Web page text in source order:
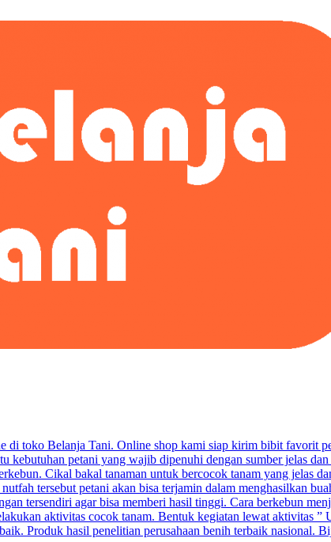
toko Belanja Tani. Online shop kami siap kirim bibit favorit
kebutuhan petani yang wajib dipenuhi dengan sumber jelas
Cikal bakal tanaman untuk bercocok tanam yang jelas
tersebut petani akan bisa terjamin dalam menghasilkan
tersendiri agar bisa memberi hasil tinggi. Cara berkebun
aktivitas cocok tanam. Bentuk kegiatan lewat aktivitas ”
Produk hasil penelitian perusahaan benih terbaik nasional.